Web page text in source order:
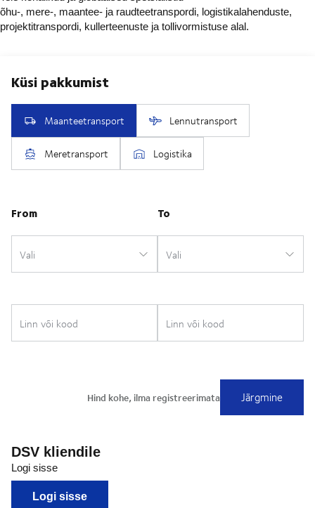
õhu-, mere-, maantee- ja raudteetranspordi, logistikalahenduste,
projektitranspordi, kullerteenuste ja tollivormistuse alal.
DSV kliendile
Logi sisse
Logi sisse